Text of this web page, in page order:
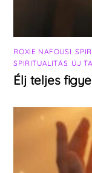
ROXIE NAFOUSI ,
SPIRITUALITÁS ÚJ
Élj teljes